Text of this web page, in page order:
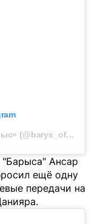
Публикация от Хоккейный клуб «Барыс» (@barys_official)
Ансар
ещё одну
передачи на